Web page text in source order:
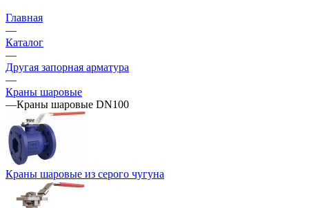
Главная
—
Каталог
—
Другая запорная арматура
—
Краны шаровые
—Краны шаровые DN100
Краны шаровые из серого чугуна